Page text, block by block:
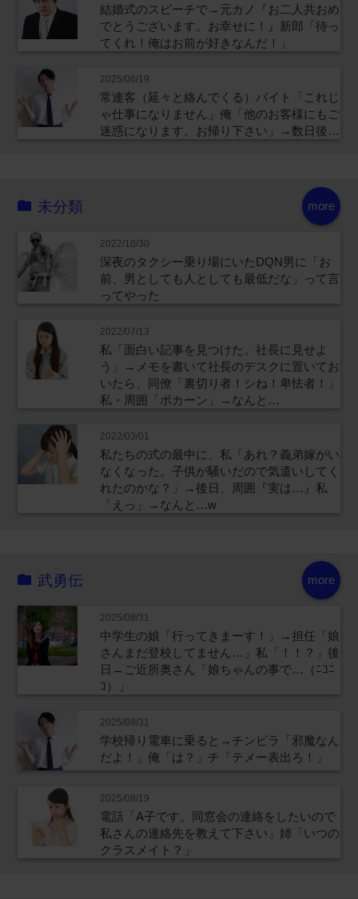
結婚式のスピーチで→元カノ『お二人共おめ
でとうございます。お幸せに！』新郎「待っ
てくれ！俺はお前が好きなんだ！」
2025/06/19
常連客（延々と絡んでくる）バイト「これじ
ゃ仕事になりません」俺「他のお客様にもご
迷惑になります。お帰り下さい」→数日後…
more
未分類
2022/10/30
深夜のタクシー乗り場にいたDQN男に「お
前、男としても人としても最低だな」って言
ってやった
2022/07/13
私「面白い記事を見つけた。社長に見せよ
う」→メモを書いて社長のデスクに置いてお
いたら、同僚「裏切り者！シね！卑怯者！」
私・周囲「ポカーン」→なんと…
2022/03/01
私たちの式の最中に、私「あれ？義弟嫁がい
なくなった。子供が騒いだので気遣いしてく
れたのかな？」→後日、周囲『実は…』私
「えっ」→なんと…w
more
武勇伝
2025/08/31
中学生の娘「行ってきまーす！」→担任「娘
さんまだ登校してません…」私「！！？」後
日→ご近所奥さん「娘ちゃんの事で…（ﾆｺﾆ
ｺ）」
2025/08/31
学校帰り電車に乗ると→チンピラ「邪魔なん
だよ！」俺「は？」チ「テメー表出ろ！」
2025/08/19
電話「A子です。同窓会の連絡をしたいので
私さんの連絡先を教えて下さい」姉「いつの
クラスメイト？」